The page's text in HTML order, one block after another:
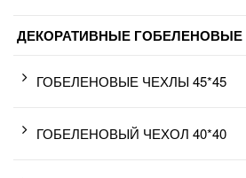
ДЕКОРАТИВНЫЕ
ГОБЕЛЕНОВЫЕ ЧЕХЛЫ 45*45
ГОБЕЛЕНОВЫЙ ЧЕХОЛ 40*40